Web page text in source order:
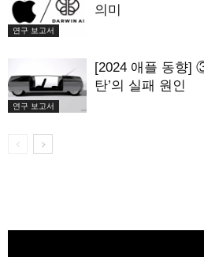
연구 보고서
의미
연구 보고서
[2024 애플 동향]
탄’의 실패 원인